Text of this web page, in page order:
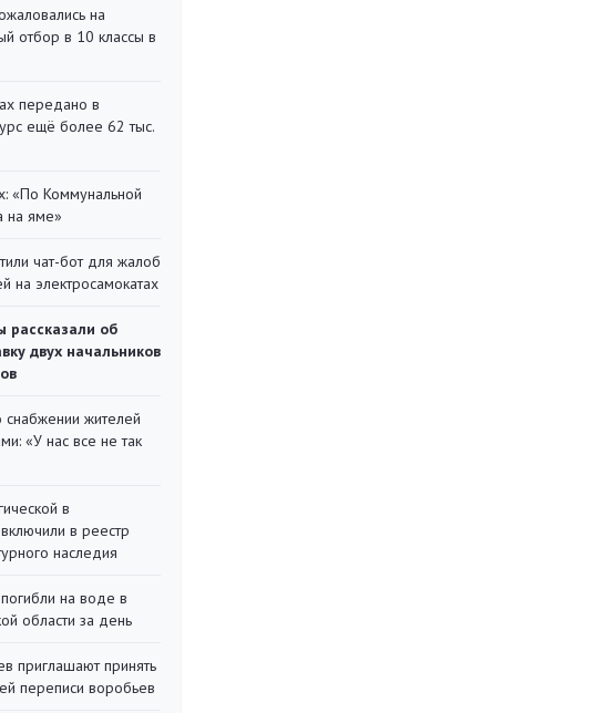
на
отбор в 10 классы в
передано в
ещё более 62 тыс.
«По Коммунальной
на яме»
чат-бот для жалоб
на электросамокатах
рассказали об
двух начальников
снабжении жителей
«У нас все не так
в
в реестр
наследия
на воде в
области за день
приглашают принять
переписи воробьев